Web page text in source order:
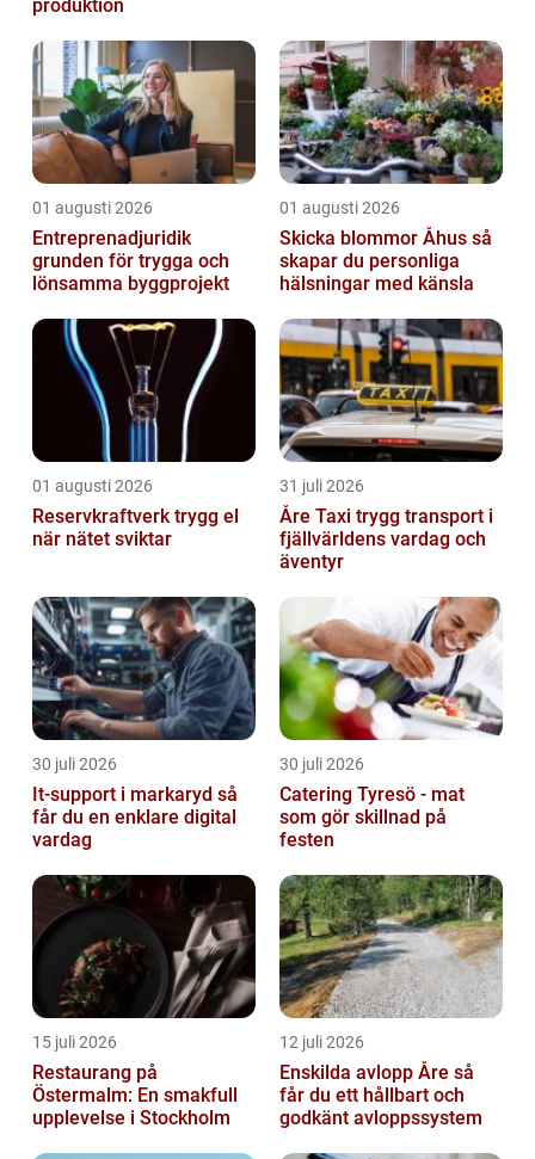
produktion
01 augusti 2026
Entreprenadjuridik
grunden för trygga och
lönsamma byggprojekt
01 augusti 2026
Skicka blommor Åhus så
skapar du personliga
hälsningar med känsla
01 augusti 2026
Reservkraftverk trygg el
när nätet sviktar
31 juli 2026
Åre Taxi trygg transport i
fjällvärldens vardag och
äventyr
30 juli 2026
It-support i markaryd så
får du en enklare digital
vardag
30 juli 2026
Catering Tyresö - mat
som gör skillnad på
festen
15 juli 2026
Restaurang på
Östermalm: En smakfull
upplevelse i Stockholm
12 juli 2026
Enskilda avlopp Åre så
får du ett hållbart och
godkänt avloppssystem